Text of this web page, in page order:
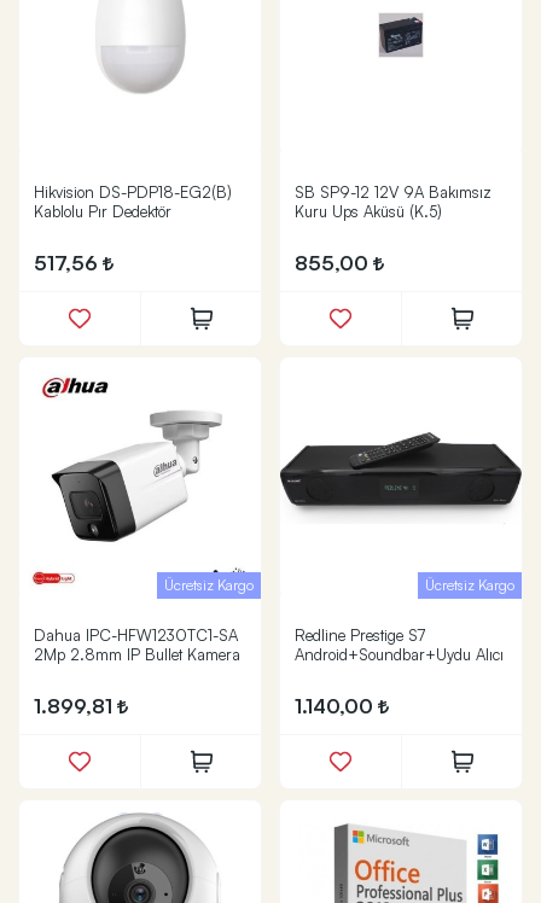
Hikvision DS-PDP18-EG2(B)
Kablolu Pır Dedektör
517,56
SB SP9-12 12V 9A Bakımsız
Kuru Ups Aküsü (K.5)
855,00
Ücretsiz Kargo
Dahua IPC-HFW1230TC1-SA
2Mp 2.8mm IP Bullet Kamera
1.899,81
Ücretsiz Kargo
Redline Prestige S7
Android+Soundbar+Uydu Alıcı
1.140,00